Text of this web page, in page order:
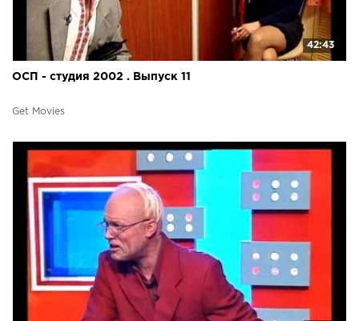
42:43
ОСП - студия 2002 . Выпуск 11
Get Movies